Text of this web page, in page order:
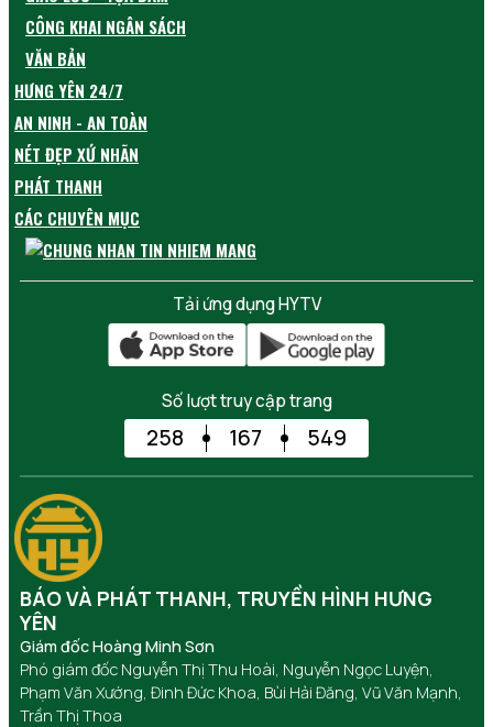
CÔNG KHAI NGÂN SÁCH
VĂN BẢN
HƯNG YÊN 24/7
AN NINH - AN TOÀN
NÉT ĐẸP XỨ NHÃN
PHÁT THANH
CÁC CHUYÊN MỤC
Tải ứng dụng HYTV
Số lượt truy cập trang
258 167 549
BÁO VÀ PHÁT THANH, TRUYỀN HÌNH HƯNG
YÊN
Giám đốc Hoàng Minh Sơn
Phó giám đốc Nguyễn Thị Thu Hoài, Nguyễn Ngọc Luyện,
Phạm Văn Xướng, Đinh Đức Khoa, Bùi Hải Đăng, Vũ Văn Mạnh,
Trần Thị Thoa